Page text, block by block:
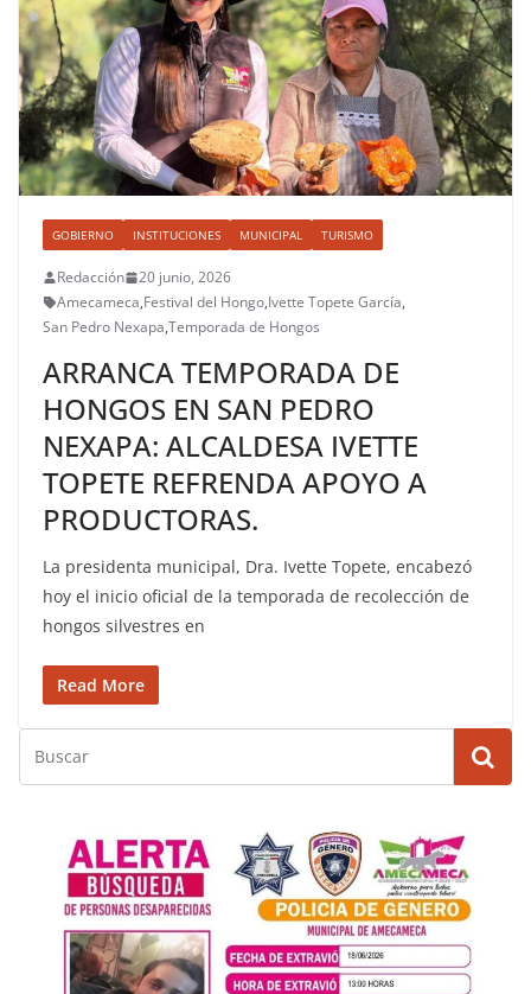
GOBIERNO INSTITUCIONES MUNICIPAL TURISMO
Redacción
20 junio, 2026
Amecameca,Festival del Hongo,Ivette Topete García,
San Pedro Nexapa,Temporada de Hongos
ARRANCA TEMPORADA DE
HONGOS EN SAN PEDRO
NEXAPA: ALCALDESA IVETTE
TOPETE REFRENDA APOYO A
PRODUCTORAS.
La presidenta municipal, Dra. Ivette Topete, encabezó
hoy el inicio oficial de la temporada de recolección de
hongos silvestres en
Read More